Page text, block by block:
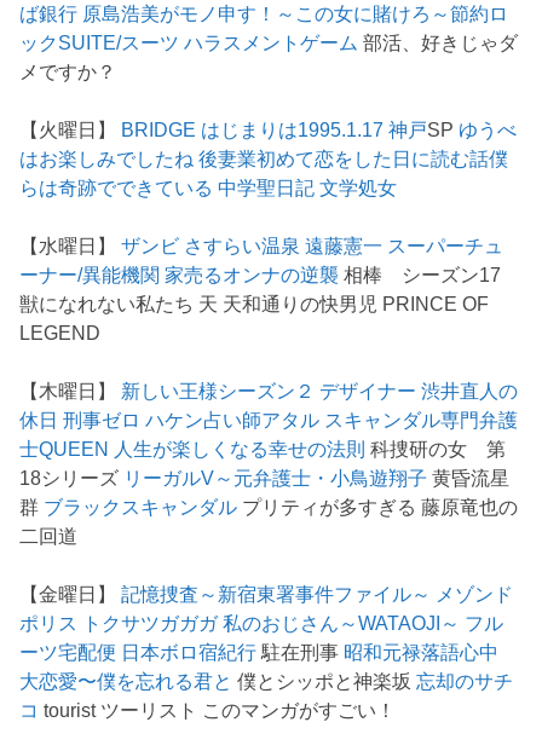
ば銀行 原島浩美がモノ申す！～この女に賭けろ～節約ロ
ック SUITE/スーツ ハラスメントゲーム 部活、好きじゃダ
メですか？
【火曜日】 BRIDGE はじまりは1995.1.17 神戸SP ゆうべ
はお楽しみでしたね 後妻業初めて恋をした日に読む話僕
らは奇跡でできている 中学聖日記 文学処女
【水曜日】ザンビ さすらい温泉 遠藤憲一 スーパーチュ
ーナー/異能機関 家売るオンナの逆襲 相棒 シーズン17
獣になれない私たち 天 天和通りの快男児 PRINCE OF
LEGEND
【木曜日】 新しい王様シーズン２ デザイナー 渋井直人の
休日 刑事ゼロ ハケン占い師アタル スキャンダル専門弁護
士QUEEN 人生が楽しくなる幸せの法則 科捜研の女 第
18シリーズ リーガルV～元弁護士・小鳥遊翔子 黄昏流星
群 ブラックスキャンダル プリティが多すぎる 藤原竜也の
二回道
【金曜日】記憶捜査～新宿東署事件ファイル～
メゾンド
ポリス
トクサツガガガ 私のおじさん～WATAOJI～ フル
ーツ宅配便 日本ボロ宿紀行 駐在刑事 昭和元禄落語心中
大恋愛〜僕を忘れる君と 僕とシッポと神楽坂忘却のサチ
コ tourist ツーリスト このマンガがすごい！